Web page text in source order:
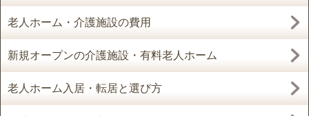
老人ホーム・介護施設の費用
新規オープンの介護施設・有料老人ホーム
老人ホーム入居・転居と選び方